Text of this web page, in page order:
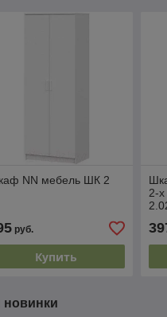
NN мебель ШК 2
руб.
Купить
2-